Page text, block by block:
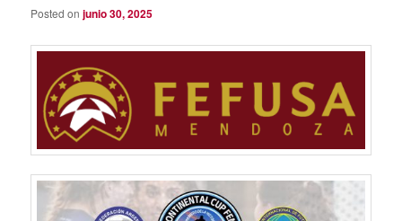
Posted onjunio 30, 2025